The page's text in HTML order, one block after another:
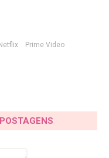
Netflix
Prime Video